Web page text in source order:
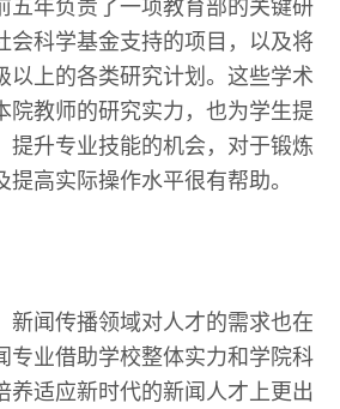
五年负责了一项教育部的关键研
会科学基金支持的项目，以及将
以上的各类研究计划。这些学术
院教师的研究实力，也为学生提
提升专业技能的机会，对于锻炼
高实际操作水平很有帮助。
新闻传播领域对人才的需求也在
专业借助学校整体实力和学院科
养适应新时代的新闻人才上更出